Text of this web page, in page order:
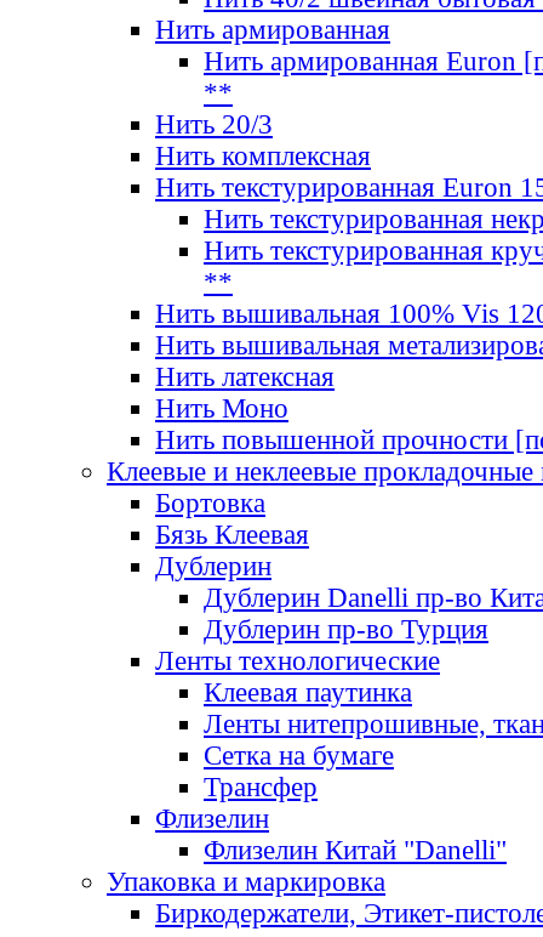
Нить армированная
Нить армированная Euron
**
Нить 20/3
Нить комплексная
Нить текстурированная Euron
Нить текстурированная
Нить текстурированная
**
Нить вышивальная 100% Vis
Нить вышивальная
Нить латексная
Нить Моно
Нить повышенной прочности
Клеевые и неклеевые прокладочные
Бортовка
Бязь Клеевая
Дублерин
Дублерин Danelli пр-во
Дублерин пр-во Турция
Ленты технологические
Клеевая паутинка
Ленты нитепрошивные,
Сетка на бумаге
Трансфер
Флизелин
Флизелин Китай "Danelli"
Упаковка и маркировка
Биркодержатели, Этикет-